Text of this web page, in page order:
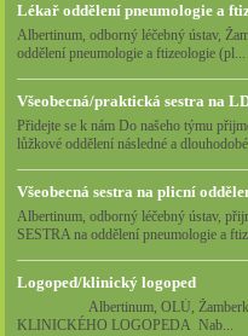
Lékař oddělení pneumologie a
Albertinum, odborný léčebný ústav,
oddělení pneumologie a ftizeologie (pl...
Všeobecná/praktická sestra na
Přidejte se k nám Do našeho týmu
lůžkové oddělení následné a
Všeobecná sestra na plicní
Albertinum, odborný léčebný ústav,
SESTRA na oddělení pneumologie a
Logoped/klinický logoped
Albertinum, OLÚ,
KLINICKÉHO LOGOPEDA Nab...
osobní data.